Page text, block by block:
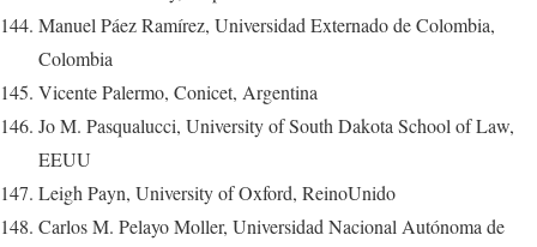
Manuel Páez Ramírez, Universidad Externado de Colombia,
Colombia
Vicente Palermo, Conicet, Argentina
Jo M. Pasqualucci, University of South Dakota School of Law,
EEUU
Leigh Payn, University of Oxford, ReinoUnido
Carlos M. Pelayo Moller, Universidad Nacional Autónoma de